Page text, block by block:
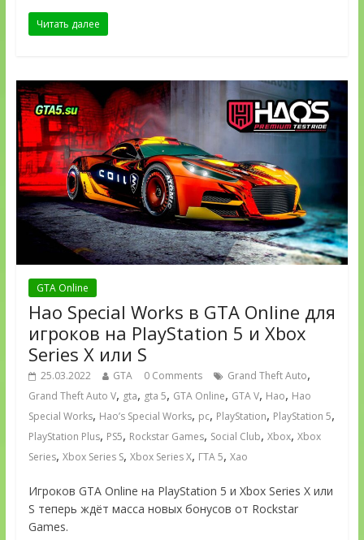
Читать далее
GTA Online
Hao Special Works в GTA Online для
игроков на PlayStation 5 и Xbox
Series X или S
25.03.2022 GTA 0 Comments Grand Theft Auto,
Grand Theft Auto V, gta, gta 5, GTA Online, GTA V, Hao, Hao
Special Works, Hao’s Special Works, pc, PlayStation, PlayStation 5,
PlayStation Plus, PS5, Rockstar Games, Social Club, Xbox, Xbox
Series, Xbox Series S, Xbox Series X, ГТА 5, Хао
Игроков GTA Online на PlayStation 5 и Xbox Series X или
S теперь ждёт масса новых бонусов от Rockstar
Games.